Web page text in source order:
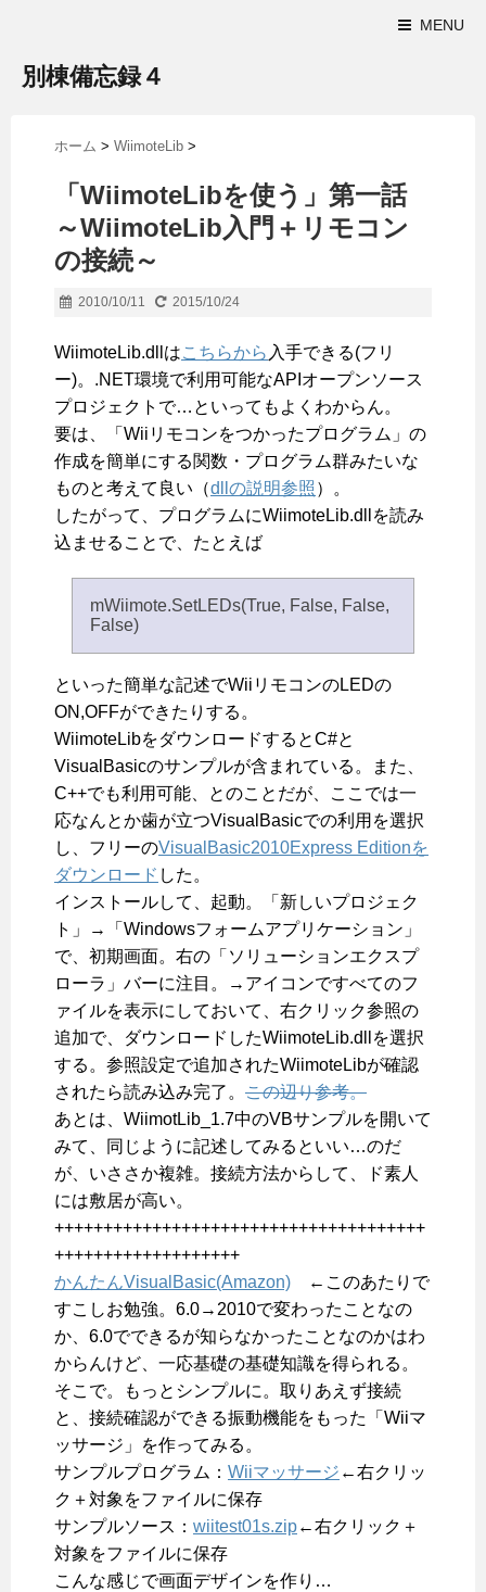
MENU
別棟備忘録４
ホーム > WiimoteLib >
「WiimoteLibを使う」第一話
～WiimoteLib入門＋リモコン
の接続～
2010/10/11 2015/10/24
WiimoteLib.dllはこちらから 入手できる(フリ
ー)。.NET環境で利用可能なAPIオープンソース
プロジェクトで…といってもよくわからん。
要は、「Wiiリモコンをつかったプログラム」の
作成を簡単にする関数・プログラム群みたいな
ものと考えて良い（dllの説明参照 ）。
したがって、プログラムにWiimoteLib.dllを読み
込ませることで、たとえば
mWiimote.SetLEDs(True, False, False,
False)
といった簡単な記述でWiiリモコンのLEDの
ON,OFFができたりする。
WiimoteLibをダウンロードするとC#と
VisualBasicのサンプルが含まれている。また、
C++でも利用可能、とのことだが、ここでは一
応なんとか歯が立つVisualBasicでの利用を選択
し、フリーのVisualBasic2010Express Editionを
ダウンロード した。
インストールして、起動。「新しいプロジェク
ト」→「Windowsフォームアプリケーション」
で、初期画面。右の「ソリューションエクスプ
ローラ」バーに注目。→アイコンですべてのフ
ァイルを表示にしておいて、右クリック参照の
追加で、ダウンロードしたWiimoteLib.dllを選択
する。参照設定で追加されたWiimoteLibが確認
されたら読み込み完了。 この辺り参考。
あとは、WiimotLib_1.7中のVBサンプルを開いて
みて、同じように記述してみるといい…のだ
が、いささか複雑。接続方法からして、ド素人
には敷居が高い。
++++++++++++++++++++++++++++++++++++++
+++++++++++++++++++
かんたんVisualBasic(Amazon) ←このあたりで
すこしお勉強。6.0→2010で変わったことなの
か、6.0でできるが知らなかったことなのかはわ
からんけど、一応基礎の基礎知識を得られる。
そこで。もっとシンプルに。取りあえず接続
と、接続確認ができる振動機能をもった「Wiiマ
ッサージ」を作ってみる。
サンプルプログラム： Wiiマッサージ ←右クリッ
ク＋対象をファイルに保存
サンプルソース： wiitest01s.zip←右クリック＋
対象をファイルに保存
こんな感じで画面デザインを作り…